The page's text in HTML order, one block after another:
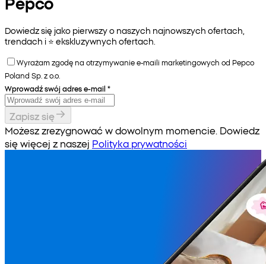
Dowiedz się jako pierwszy o naszych najnowszych ofertach,
trendach i ⭐️ ekskluzywnych ofertach.
Wyrażam zgodę na otrzymywanie e-maili marketingowych od Pepco
Poland Sp. z o.o.
Wprowadź swój adres e-mail *
Zapisz się
Możesz zrezygnować w dowolnym momencie. Dowiedz
się więcej z naszej Polityka prywatności